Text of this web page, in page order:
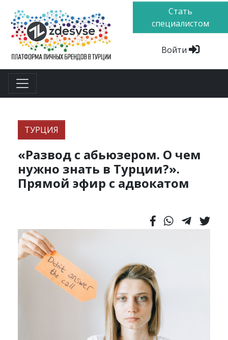
Стать
специалистом
Войти
ТУРЦИЯ
«Развод с абьюзером. О чем
нужно знать в Турции?».
Прямой эфир с адвокатом